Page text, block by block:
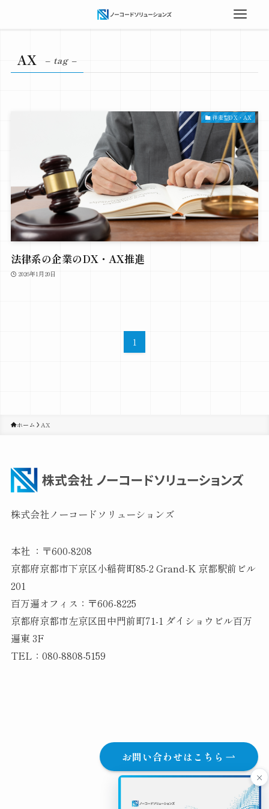
AX – tag –
伴走型DX・AX
法律系の企業のDX・AX推進
2026年1月20日
1
ホーム AX
株式会社ノーコードソリューションズ
本社 ：〒600-8208
京都府京都市下京区小稲荷町85-2 Grand-K 京都駅前ビル
201
百万遍オフィス：〒606-8225
京都府京都市左京区田中門前町71-1 ダイショウビル百万
遍東 3F
TEL：080-8808-5159
お問い合わせはこちら
×